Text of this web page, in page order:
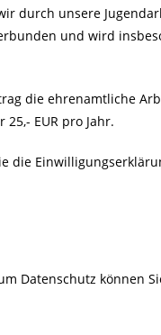
durch unsere
und wird
die ehrenamtliche
EUR pro Jahr.
die
Datenschutz können